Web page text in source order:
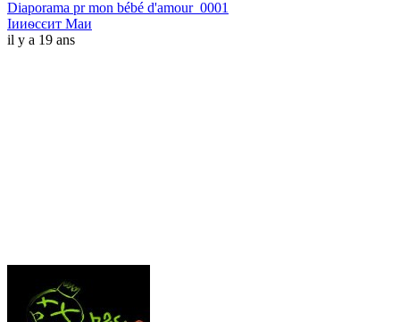
Diaporama pr mon bébé d'amour_0001
Іииѳсєит Маи
il y a 19 ans